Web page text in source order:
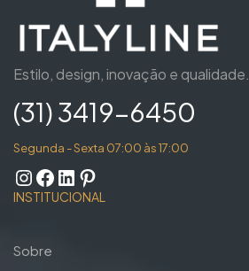
Estilo, design, inovação e qualidade.
(31) 3419-6450
Segunda - Sexta 07:00 às 17:00
INSTITUCIONAL
Sobre